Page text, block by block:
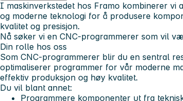
I maskinverkstedet hos Framo kombinerer vi
og moderne teknologi for å produsere
kvalitet og presisjon.
Nå søker vi en CNC-programmerer som vil
Din rolle hos oss
Som CNC-programmerer blir du en sentral
optimaliserer programmer for vår moderne
effektiv produksjon og høy kvalitet.
Du vil blant annet:
Programmere komponenter ut fra